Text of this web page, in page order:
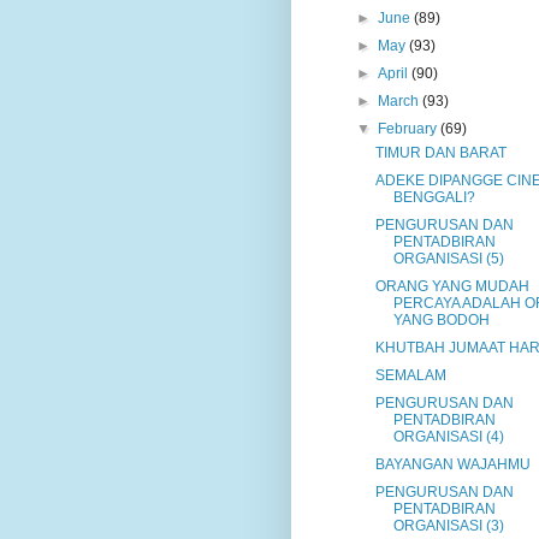
►June(89)
►
May(93)
►April(90)
►
March(93)
▼
February(69)
TIMUR DAN BARAT
ADEKE DIPANGGE
BENGGALI?
PENGURUSAN DAN
PENTADBIRAN
ORGANISASI (5)
ORANG YANG MUDAH
PERCAYA ADALAH
YANG BODOH
KHUTBAH JUMAAT
SEMALAM
PENGURUSAN DAN
PENTADBIRAN
ORGANISASI (4)
BAYANGAN WAJAHMU
PENGURUSAN DAN
PENTADBIRAN
ORGANISASI (3)